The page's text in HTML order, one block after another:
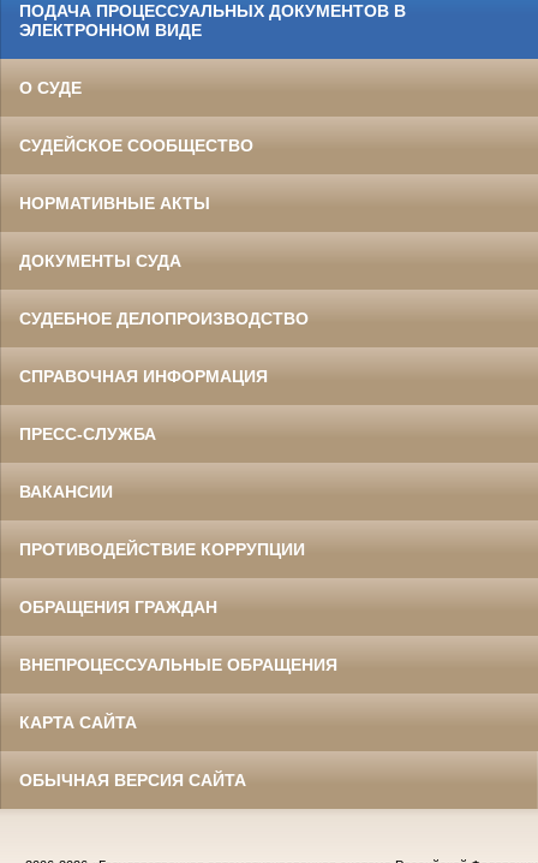
ПОДАЧА ПРОЦЕССУАЛЬНЫХ ДОКУМЕНТОВ В
ЭЛЕКТРОННОМ ВИДЕ
О СУДЕ
СУДЕЙСКОЕ СООБЩЕСТВО
НОРМАТИВНЫЕ АКТЫ
ДОКУМЕНТЫ СУДА
СУДЕБНОЕ ДЕЛОПРОИЗВОДСТВО
СПРАВОЧНАЯ ИНФОРМАЦИЯ
ПРЕСС-СЛУЖБА
ВАКАНСИИ
ПРОТИВОДЕЙСТВИЕ КОРРУПЦИИ
ОБРАЩЕНИЯ ГРАЖДАН
ВНЕПРОЦЕССУАЛЬНЫЕ ОБРАЩЕНИЯ
КАРТА САЙТА
ОБЫЧНАЯ ВЕРСИЯ САЙТА